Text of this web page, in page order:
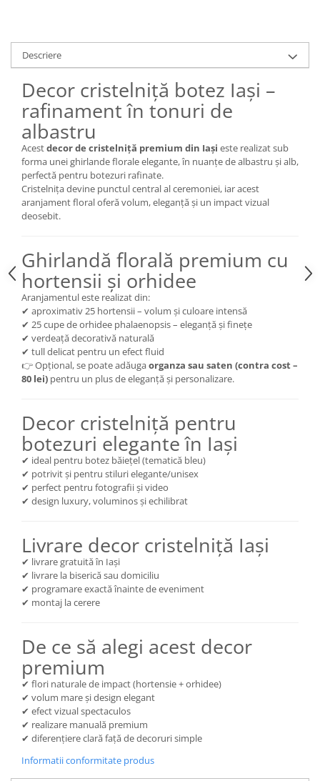
Descriere
Decor cristelniță botez Iași –
rafinament în tonuri de
albastru
Acestdecor de cristelniță premium din Iași este realizat sub
forma unei ghirlande florale elegante, în nuanțe de albastru și alb,
perfectă pentru botezuri rafinate.
Cristelnița devine punctul central al ceremoniei, iar acest
aranjament floral oferă volum, eleganță și un impact vizual
deosebit.
Ghirlandă florală premium cu
hortensii și orhidee
Aranjamentul este realizat din:
✔ aproximativ 25 hortensii – volum și culoare intensă
✔ 25 cupe de orhidee phalaenopsis – eleganță și finețe
✔ verdeață decorativă naturală
✔ tull delicat pentru un efect fluid
👉 Opțional, se poate adăugaorganza sau saten (contra cost –
80 lei) pentru un plus de eleganță și personalizare.
Decor cristelniță pentru
botezuri elegante în Iași
✔ ideal pentru botez băiețel (tematică bleu)
✔ potrivit și pentru stiluri elegante/unisex
✔ perfect pentru fotografii și video
✔ design luxury, voluminos și echilibrat
Livrare decor cristelniță Iași
✔ livrare gratuită în Iași
✔ livrare la biserică sau domiciliu
✔ programare exactă înainte de eveniment
✔ montaj la cerere
De ce să alegi acest decor
premium
✔ flori naturale de impact (hortensie + orhidee)
✔ volum mare și design elegant
✔ efect vizual spectaculos
✔ realizare manuală premium
✔ diferențiere clară față de decoruri simple
Informatii conformitate produs